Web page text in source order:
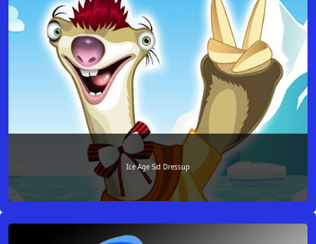
Ice Age Sid Dressup